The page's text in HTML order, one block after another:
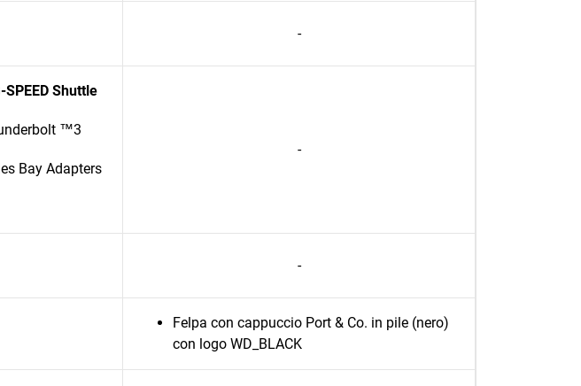
-
Shuttle
™3
Bay Adapters
-
-
Felpa con cappuccio Port & Co. in pile (nero)
con logo WD_BLACK